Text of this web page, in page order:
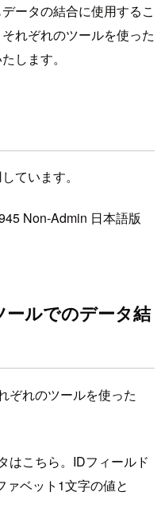
ータの結合に使用するこ
れぞれのツールを使った
します。
ています。
Non-Admin 日本語版
ールでのデータ結
ぞれのツールを使った
はこちら。IDフィールド
ベット1文字の値と